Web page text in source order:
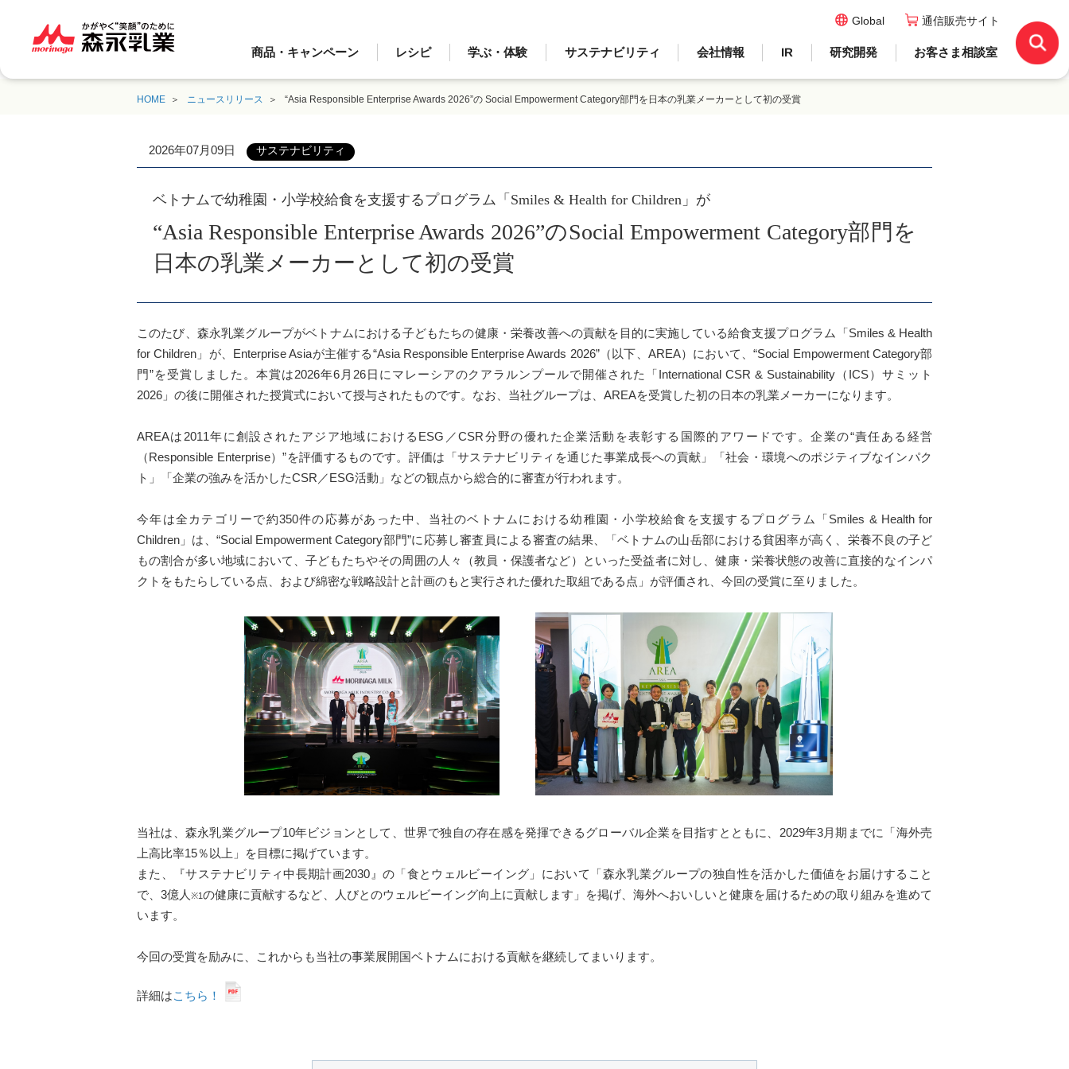
商品・キャンペーン レシピ 学ぶ・体験 サステナビリティ 会社情報 IR 研究開発 お客さま相談室
Global 通信販売サイト
HOME ニュースリリース “Asia Responsible Enterprise Awards 2026”の Social Empowerment Category部門を日本の乳業メーカーとして初の受賞
2026年07月09日 サステナビリティ
ベトナムで幼稚園・小学校給食を支援するプログラム「Smiles & Health for Children」が
“Asia Responsible Enterprise Awards 2026”のSocial Empowerment Category部門を
日本の乳業メーカーとして初の受賞
このたび、森永乳業グループがベトナムにおける子どもたちの健康・栄養改善への貢献を目的に実施している給食支援プログラム「Smiles & Health
for Children」が、Enterprise Asiaが主催する“Asia Responsible Enterprise Awards 2026”（以下、AREA）において、“Social Empowerment Category部
門”を受賞しました。本賞は2026年6月26日にマレーシアのクアラルンプールで開催された「International CSR & Sustainability（ICS）サミット
2026」の後に開催された授賞式において授与されたものです。なお、当社グループは、AREAを受賞した初の日本の乳業メーカーになります。
AREAは2011年に創設されたアジア地域におけるESG／CSR分野の優れた企業活動を表彰する国際的アワードです。企業の“責任ある経営
（Responsible Enterprise）”を評価するものです。評価は「サステナビリティを通じた事業成長への貢献」「社会・環境へのポジティブなインパク
ト」「企業の強みを活かしたCSR／ESG活動」などの観点から総合的に審査が行われます。
今年は全カテゴリーで約350件の応募があった中、当社のベトナムにおける幼稚園・小学校給食を支援するプログラム「Smiles & Health for
Children」は、“Social Empowerment Category部門”に応募し審査員による審査の結果、「ベトナムの山岳部における貧困率が高く、栄養不良の子ど
もの割合が多い地域において、子どもたちやその周囲の人々（教員・保護者など）といった受益者に対し、健康・栄養状態の改善に直接的なインパ
クトをもたらしている点、および綿密な戦略設計と計画のもと実行された優れた取組である点」が評価され、今回の受賞に至りました。
当社は、森永乳業グループ10年ビジョンとして、世界で独自の存在感を発揮できるグローバル企業を目指すとともに、2029年3月期までに「海外売
上高比率15％以上」を目標に掲げています。
また、『サステナビリティ中長期計画2030』の「食とウェルビーイング」において「森永乳業グループの独自性を活かした価値をお届けすること
で、3億人※1の健康に貢献するなど、人びとのウェルビーイング向上に貢献します」を掲げ、海外へおいしいと健康を届けるための取り組みを進めて
います。
今回の受賞を励みに、これからも当社の事業展開国ベトナムにおける貢献を継続してまいります。
詳細はこちら！